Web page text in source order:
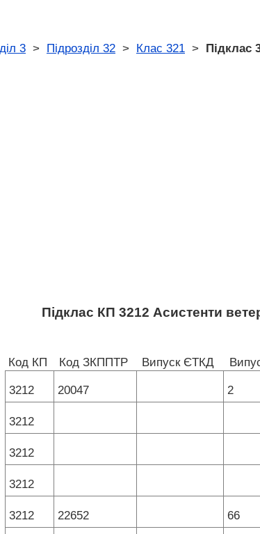
3 > Підрозділ 32 > Клас 321 > Підклас
Підклас КП 3212 Асистенти
Код КП Код ЗКППТР Випуск ЄТКД
3212
20047 2
3212
3212
3212
3212 22652 66